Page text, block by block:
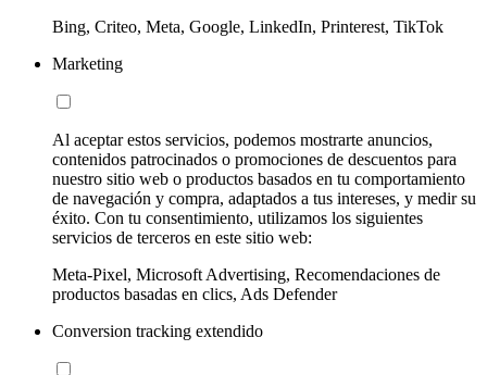
Bing, Criteo, Meta, Google, LinkedIn, Printerest, TikTok
Marketing
Al aceptar estos servicios, podemos mostrarte anuncios,
contenidos patrocinados o promociones de descuentos para
nuestro sitio web o productos basados en tu comportamiento
de navegación y compra, adaptados a tus intereses, y medir su
éxito. Con tu consentimiento, utilizamos los siguientes
servicios de terceros en este sitio web:
Meta-Pixel, Microsoft Advertising, Recomendaciones de
productos basadas en clics, Ads Defender
Conversion tracking extendido